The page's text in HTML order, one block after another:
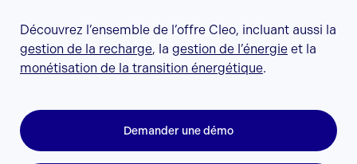
Découvrez l’ensemble de l’offre Cleo, incluant aussi la
gestion de la recharge, la gestion de l’énergie et la
monétisation de la transition énergétique.
Demander une démo